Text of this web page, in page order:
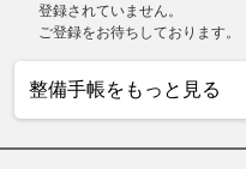
登録されていません。
ご登録をお待ちしております。
整備手帳をもっと見る